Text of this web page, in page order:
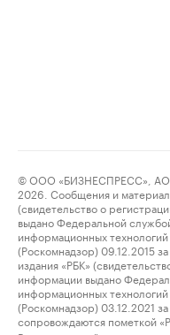
© ООО «БИЗНЕСПРЕСС»,
2026. Сообщения и
(свидетельство о
выдано Федеральной
информационных
(Роскомнадзор) 09.12.2015
издания «РБК»
информации выдано
информационных
(Роскомнадзор) 03.12.2021
сопровождаются пометкой